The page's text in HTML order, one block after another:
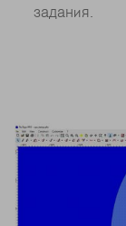
задания.